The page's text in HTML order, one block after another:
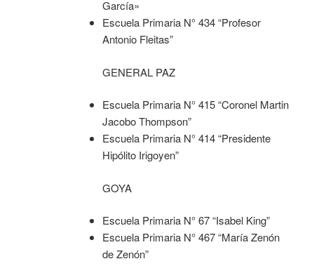
García»
Escuela Primaria N° 434 “Profesor
Antonio Fleitas”
GENERAL PAZ
Escuela Primaria N° 415 “Coronel Martin
Jacobo Thompson”
Escuela Primaria N° 414 “Presidente
Hipólito Irigoyen”
GOYA
Escuela Primaria N° 67 “Isabel King”
Escuela Primaria N° 467 “María Zenón
de Zenón”